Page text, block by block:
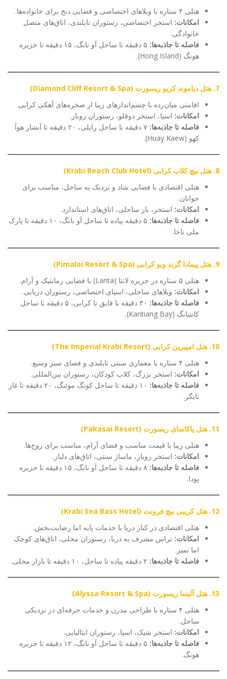
هتلی ۴ ستاره با ویلاهای اختصاصی و فضایی دنج برای خانواده‌ها.
امکانات: استخر اختصاصی، رستوران تایلندی، اتاق‌های متصل
خانوادگی.
فاصله تا جاذبه‌ها:
۵ دقیقه تا ساحل آو نانگ، ۱۵ دقیقه تا جزیره
هونگ (Hong Island).
7. هتل دیاموند کریو ریسورت (Diamond Cliff Resort & Spa)
اقامتی میان‌رده با چشم‌اندازهای زیبا از صخره‌های آهکی کرابی.
امکانات: اسپا، استخر دوقلو، رستوران روباز.
فاصله تا جاذبه‌ها:
۷ دقیقه تا ساحل رایلی، ۲۰ دقیقه تا آبشار هوآ
کهو (Huay Kaew).
8. هتل بیچ کلاب کرابی (Krabi Beach Club Hotel)
هتلی اقتصادی با فضایی شاد و نزدیک به ساحل، مناسب برای
جوانان.
امکانات: استخر، بار ساحلی، اتاق‌های استاندارد.
فاصله تا جاذبه‌ها:
۵ دقیقه پیاده تا ساحل آو نانگ، ۱۰ دقیقه تا پارک
ملی ناخا.
9. هتل پیمادا گرند ویو کرابی (Pimalai Resort & Spa)
هتلی ۵ ستاره در جزیره لانتا (Lanta) با فضایی رمانتیک و آرام.
امکانات: ویلاهای ساحلی، اسپای اختصاصی، رستوران دریایی.
فاصله تا جاذبه‌ها:
۳۰ دقیقه با قایق تا کرابی، ۵ دقیقه تا ساحل
کانتیانگ (Kantiang Bay).
10. هتل امپیرین کرابی (The Imperial Krabi Resort)
هتلی ۴ ستاره با معماری سنتی تایلندی و فضای سبز وسیع.
امکانات: استخر بزرگ، کلاب کودکان، رستوران بین‌المللی.
فاصله تا جاذبه‌ها:
۱۰ دقیقه تا ساحل کونگ موئنگ، ۲۰ دقیقه تا غار
تایگر.
11. هتل پاکاسای ریسورت (Pakasai Resort)
هتلی زیبا با قیمت مناسب و فضای آرام، مناسب برای زوج‌ها.
امکانات: استخر روباز، ماساژ سنتی، اتاق‌های دلباز.
فاصله تا جاذبه‌ها:
۸ دقیقه تا ساحل آو نانگ، ۱۵ دقیقه تا جزیره
پودا.
12. هتل کریبی بیچ فرونت (Krabi Sea Bass Hotel)
هتلی اقتصادی در کنار دریا با خدمات پایه اما رضایت‌بخش.
امکانات: تراس مشرف به دریا، رستوران محلی، اتاق‌های کوچک
اما تمیز.
فاصله تا جاذبه‌ها:
13. هتل آلیسا ریسورت (Alyssa Resort & Spa)
هتلی ۴ ستاره با طراحی مدرن و خدمات حرفه‌ای در نزدیکی
ساحل.
امکانات: استخر شیک، اسپا، رستوران ایتالیایی.
فاصله تا جاذبه‌ها:
۵ دقیقه تا ساحل آو نانگ، ۱۲ دقیقه تا جزیره
هونگ.